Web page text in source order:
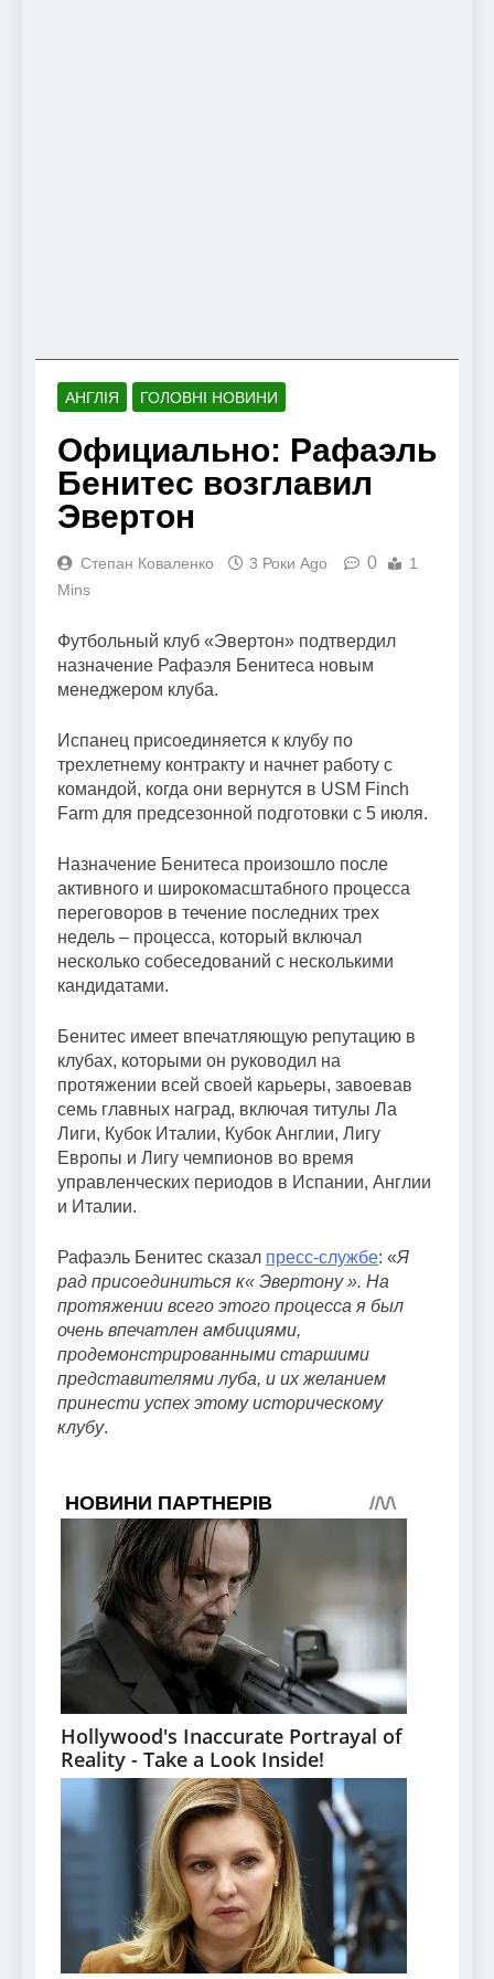
АНГЛІЯ ГОЛОВНІ НОВИНИ
Официально: Рафаэль
Бенитес возглавил
Эвертон
Степан Коваленко 3 Роки Ago 0
1
Mins
Футбольный клуб «Эвертон» подтвердил
назначение Рафаэля Бенитеса новым
менеджером клуба.
Испанец присоединяется к клубу по
трехлетнему контракту и начнет работу с
командой, когда они вернутся в USM Finch
Farm для предсезонной подготовки с 5 июля.
Назначение Бенитеса произошло после
активного и широкомасштабного процесса
переговоров в течение последних трех
недель – процесса, который включал
несколько собеседований с несколькими
кандидатами.
Бенитес имеет впечатляющую репутацию в
клубах, которыми он руководил на
протяжении всей своей карьеры, завоевав
семь главных наград, включая титулы Ла
Лиги, Кубок Италии, Кубок Англии, Лигу
Европы и Лигу чемпионов во время
управленческих периодов в Испании, Англии
и Италии.
Рафаэль Бенитес сказал пресс-службе: «Я
рад присоединиться к« Эвертону ». На
протяжении всего этого процесса я был
очень впечатлен амбициями,
продемонстрированными старшими
представителями луба, и их желанием
принести успех этому историческому
клубу.